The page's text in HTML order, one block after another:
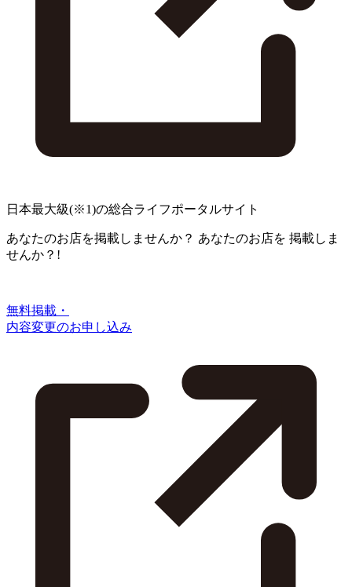
日本最大級(※1)の総合ライフポータルサイト
あなたのお店を掲載しませんか？ あなたのお店を 掲載しま
せんか？!
無料掲載・
内容変更のお申し込み